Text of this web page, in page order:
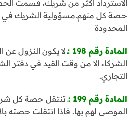
الاسترداد أكثر من شريك، قسمت
حصة كل منهم.مسؤولية الشريك في
المحدودة
المادة رقم 198 :ـ
لا يكون النزول عن
الشركاء إلا من وقت القيد في دفتر
التجاري.
المادة رقم 199 :ـ
تنتقل حصة كل
الموصي لهم بها. فإذا انتقلت حصته